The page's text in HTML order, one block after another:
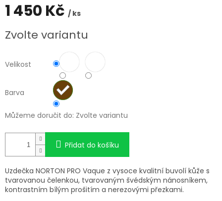
1 450 Kč / ks
cena:
Zvolte variantu
Velikost
Barva
Můžeme doručit do: Zvolte variantu
Přidat do košíku
Uzdečka NORTON PRO Vaque z vysoce kvalitní buvolí kůže s
tvarovanou čelenkou, tvarovaným švédským nánosníkem,
kontrastním bílým prošitím a nerezovými přezkami.